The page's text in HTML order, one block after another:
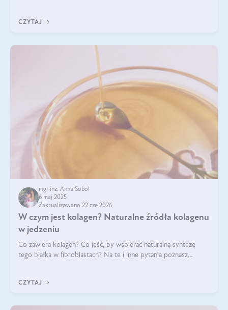
CZYTAJ
mgr inż. Anna Sobol
6 maj 2025
Zaktualizowano 22 cze 2026
W czym jest kolagen? Naturalne źródła kolagenu
w jedzeniu
Co zawiera kolagen? Co jeść, by wspierać naturalną syntezę
tego białka w fibroblastach? Na te i inne pytania poznasz
CZYTAJ